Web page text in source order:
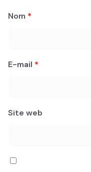
Nom *
E-mail *
Site web